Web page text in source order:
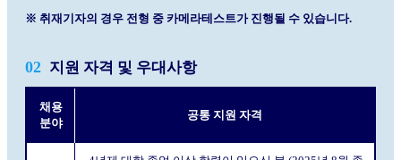
※ 취재기자의 경우 전형 중 카메라테스트가 진행될 수 있습니다.
02 지원 자격 및 우대사항
채용
분야
공통 지원 자격